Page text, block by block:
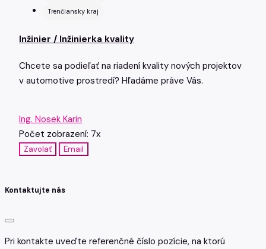
Trenčiansky kraj
Inžinier / Inžinierka kvality
Chcete sa podieľať na riadení kvality nových projektov
v automotive prostredí? Hľadáme práve Vás.
Ing. Nosek Karin
Počet zobrazení: 7x
Zavolať Email
Kontaktujte nás
Pri kontakte uveďte referenčné číslo pozície, na ktorú